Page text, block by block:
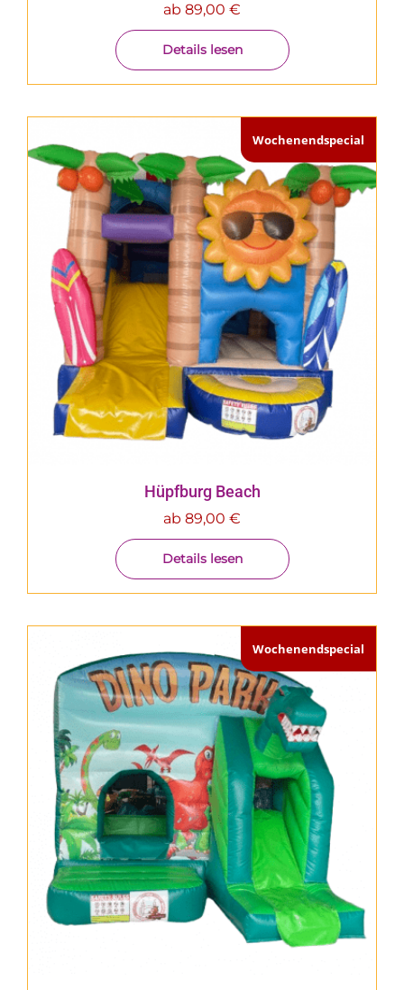
ab 89,00 €
Details lesen
Wochenendspecial
Hüpfburg Beach
ab 89,00 €
Details lesen
Wochenendspecial